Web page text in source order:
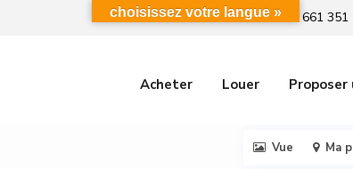
+212 661 351
Acheter Louer Proposer
Vue Ma
choisissez votre langue »